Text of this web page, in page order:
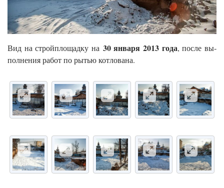
Вид на строй­пло­щад­ку на 30 ян­ва­ря 2013 го­да, пос­ле вы­
пол­не­ния ра­бот по рытью кот­ло­вана.